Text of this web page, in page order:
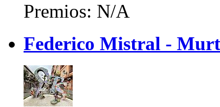
Premios: N/A
Federico Mistral -